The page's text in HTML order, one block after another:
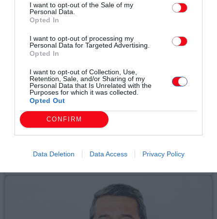
I want to opt-out of the Sale of my
Personal Data.
Opted In
I want to opt-out of processing my
Personal Data for Targeted Advertising.
Opted In
I want to opt-out of Collection, Use,
Retention, Sale, and/or Sharing of my
Personal Data that Is Unrelated with the
Purposes for which it was collected.
Opted Out
CONFIRM
Data Deletion Data Access Privacy Policy
Τοπικά Νέα
ΚΟΜΟΤΗΝΗ: ΔΥΟ ΤΑΥΤΟΧΡΟΝΕΣ
ΠΥΡΚΑΓΙΕΣ ΑΝΤΙΜΕΤΩΠΙΣΑΝ ΕΠΙΤΥΧΩΣ
ΑΠΟ ΤΙΣ ΠΥΡΟΣΒΕΣΤΙΚΕΣ ΔΥΝΑΜΕΙΣ
06/08/2026 8:47 ΜΜ